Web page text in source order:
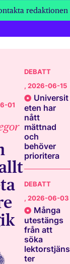
redaktionen
01
DEBATT
, 2026-06-15
Universit
eten har
nått
mättnad
och
behöver
prioritera
DEBATT
, 2026-06-03
Många
utestängs
från att
söka
lektorstjäns
ter